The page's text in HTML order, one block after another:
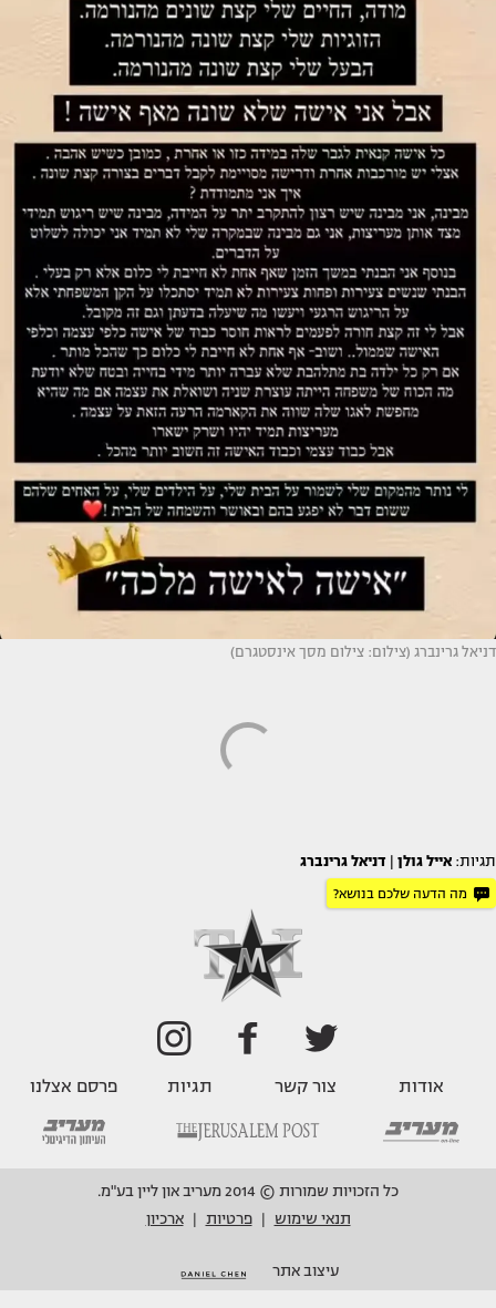
דניאל גרינברג (צילום: צילום מסך אינסטגרם)
תגיות: אייל גולן דניאל גרינברג
מה הדעה שלכם בנושא?
אודות צור קשר תגיות פרסם אצלנו
כל הזכויות שמורות © 2014 מעריב און ליין בע"מ.
תנאי שימוש
פרטיות ארכיון
עיצוב אתר